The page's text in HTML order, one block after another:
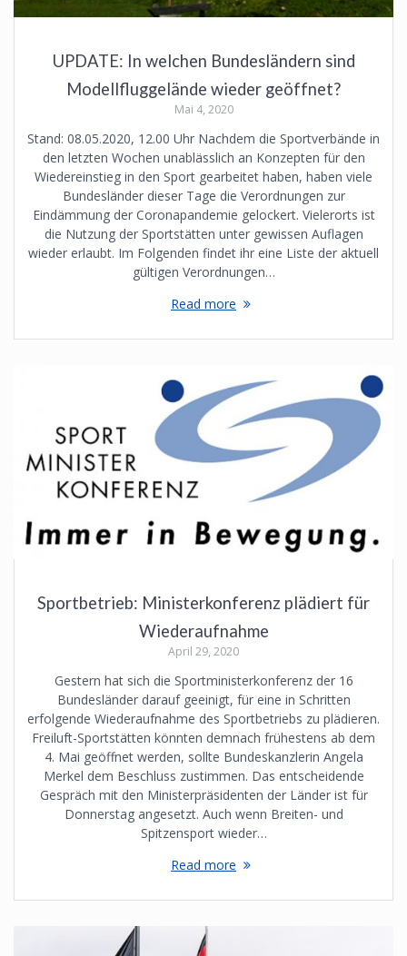
UPDATE: In welchen Bundesländern sind
Modellfluggelände wieder geöffnet?
Mai 4, 2020
Stand: 08.05.2020, 12.00 Uhr Nachdem die Sportverbände in
den letzten Wochen unablässlich an Konzepten für den
Wiedereinstieg in den Sport gearbeitet haben, haben viele
Bundesländer dieser Tage die Verordnungen zur
Eindämmung der Coronapandemie gelockert. Vielerorts ist
die Nutzung der Sportstätten unter gewissen Auflagen
wieder erlaubt. Im Folgenden findet ihr eine Liste der aktuell
gültigen Verordnungen…
Read more
Sportbetrieb: Ministerkonferenz plädiert für
Wiederaufnahme
April 29, 2020
Gestern hat sich die Sportministerkonferenz der 16
Bundesländer darauf geeinigt, für eine in Schritten
erfolgende Wiederaufnahme des Sportbetriebs zu plädieren.
Freiluft-Sportstätten könnten demnach frühestens ab dem
4. Mai geöffnet werden, sollte Bundeskanzlerin Angela
Merkel dem Beschluss zustimmen. Das entscheidende
Gespräch mit den Ministerpräsidenten der Länder ist für
Donnerstag angesetzt. Auch wenn Breiten- und
Spitzensport wieder…
Read more